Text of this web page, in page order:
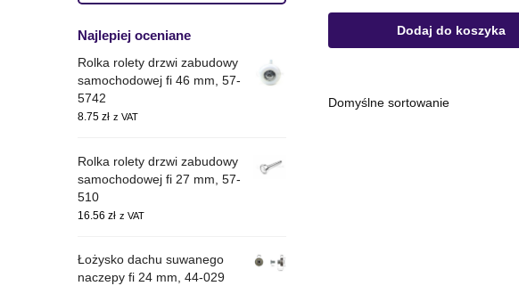
Dodaj do koszyka
Najlepiej oceniane
Rolka rolety drzwi zabudowy
samochodowej fi 46 mm, 57-
5742
8.75 zł z VAT
Rolka rolety drzwi zabudowy
samochodowej fi 27 mm, 57-
510
16.56 zł z VAT
Łożysko dachu suwanego
naczepy fi 24 mm, 44-029